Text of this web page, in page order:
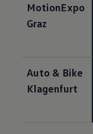
MotionExpo
Graz
Auto & Bike
Klagenfurt